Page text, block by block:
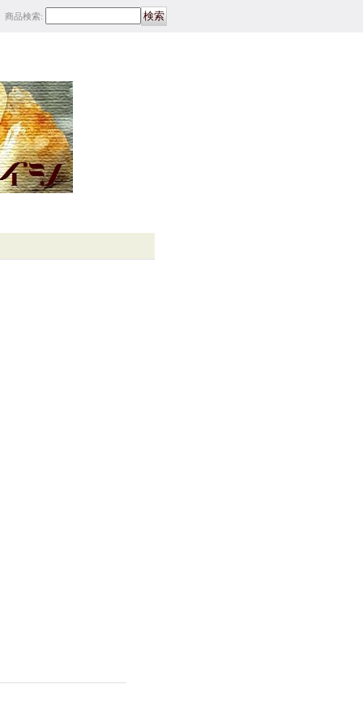
商品検索: